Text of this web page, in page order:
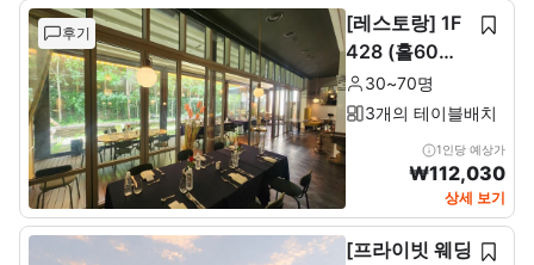
후기
[레스토랑] 1F
428 (홀60석+
룸10석)
30~70명
3개의 테이블배치
1인당 예상가
₩112,030
상세 보기
[프라이빗 웨딩